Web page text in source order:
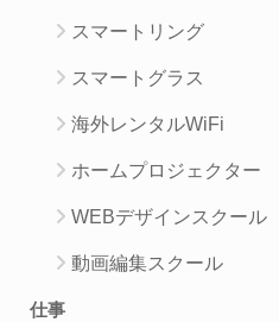
スマートリング
スマートグラス
海外レンタルWiFi
ホームプロジェクター
WEBデザインスクール
動画編集スクール
仕事